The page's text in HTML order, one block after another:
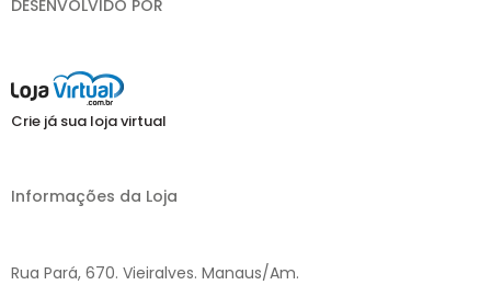
DESENVOLVIDO POR
Crie já sua loja virtual
Informações da Loja
Rua Pará, 670. Vieiralves. Manaus/Am.